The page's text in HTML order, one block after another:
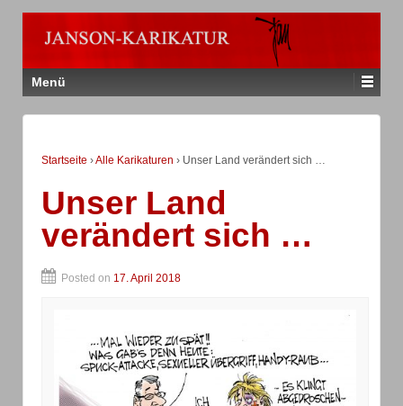
Menü
Startseite ›Alle Karikaturen › Unser Land verändert sich …
Unser Land
verändert sich …
Posted on 17. April 2018